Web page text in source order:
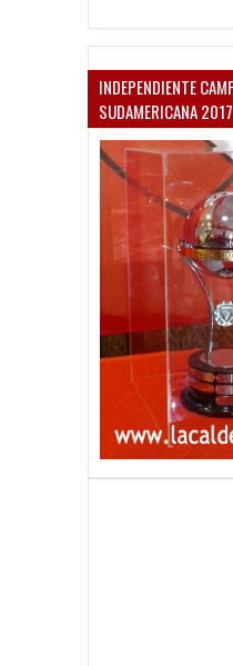
INDEPENDIENTE
SUDAMERICANA 2017